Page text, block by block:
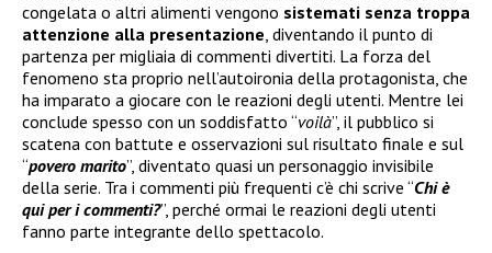
congelata o altri alimenti vengono sistemati senza troppa
attenzione alla presentazione , diventando il punto di
partenza per migliaia di commenti divertiti. La forza del
fenomeno sta proprio nell’autoironia della protagonista, che
ha imparato a giocare con le reazioni degli utenti. Mentre lei
conclude spesso con un soddisfatto “voilà”, il pubblico si
scatena con battute e osservazioni sul risultato finale e sul
“povero marito”, diventato quasi un personaggio invisibile
della serie. Tra i commenti più frequenti c’è chi scrive “Chi è
qui per i commenti?”, perché ormai le reazioni degli utenti
fanno parte integrante dello spettacolo.